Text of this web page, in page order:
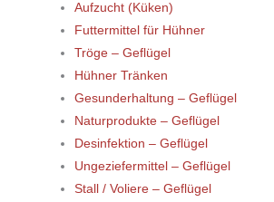
Aufzucht (Küken)
Futtermittel für Hühner
Tröge – Geflügel
Hühner Tränken
Gesunderhaltung – Geflügel
Naturprodukte – Geflügel
Desinfektion – Geflügel
Ungeziefermittel – Geflügel
Stall / Voliere – Geflügel